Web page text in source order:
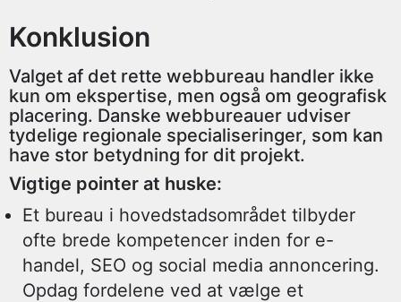
Konklusion
Valget af det rette webbureau handler ikke
kun om ekspertise, men også om geografisk
placering. Danske webbureauer udviser
tydelige regionale specialiseringer, som kan
have stor betydning for dit projekt.
Vigtige pointer at huske:
Et bureau i hovedstadsområdet tilbyder
ofte brede kompetencer inden for e-
handel, SEO og social media annoncering.
Opdag fordelene ved at vælge et